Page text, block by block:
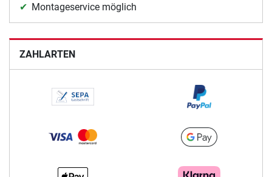
Montageservice möglich
ZAHLARTEN